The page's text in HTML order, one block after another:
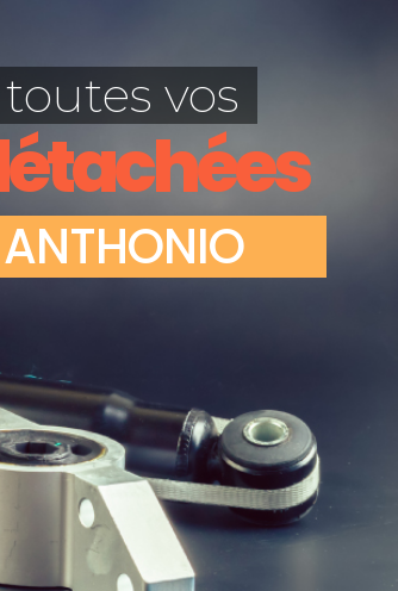
Démarreur
Feu arrière
ANTHONIO
vos